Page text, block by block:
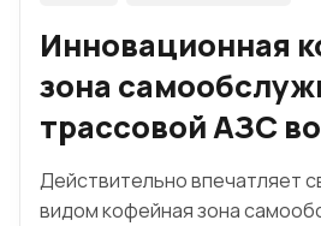
Инновационная
зона
трассовой АЗС
Действительно впечатляет
видом кофейная зона